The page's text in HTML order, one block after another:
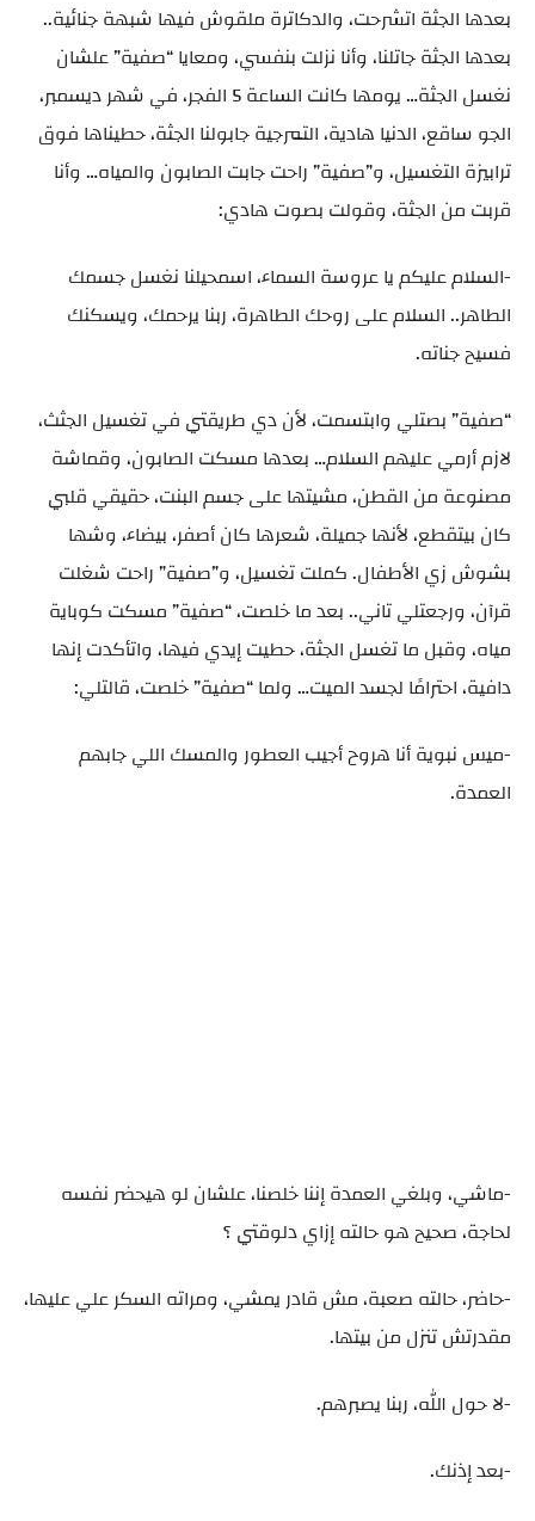
بعدها الجثة اتشرحت، والدكاترة ملقوش فيها شبهة جنائية..
بعدها الجثة جاتلنا، وأنا نزلت بنفسي، ومعايا “صفية” علشان
نغسل الجثة… يومها كانت الساعة 5 الفجر، في شهر ديسمبر،
الجو ساقع، الدنيا هادية، التمرجية جابولنا الجثة، حطيناها فوق
ترابيزة التغسيل، و”صفية” راحت جابت الصابون والمياه… وأنا
قربت من الجثة، وقولت بصوت هادي:
-السلام عليكم يا عروسة السماء، اسمحيلنا نغسل جسمك
الطاهر.. السلام على روحك الطاهرة، ربنا يرحمك، ويسكنك
فسيح جناته.
“صفية” بصتلي وابتسمت، لأن دي طريقتي في تغسيل الجثث،
لازم أرمي عليهم السلام… بعدها مسكت الصابون، وقماشة
مصنوعة من القطن، مشيتها على جسم البنت، حقيقي قلبي
كان بيتقطع، لأنها جميلة، شعرها كان أصفر، بيضاء، وشها
بشوش زي الأطفال. كملت تغسيل، و”صفية” راحت شغلت
قرآن، ورجعتلي تاني.. بعد ما خلصت، “صفية” مسكت كوباية
مياه، وقبل ما تغسل الجثة، حطيت إيدي فيها، واتأكدت إنها
دافية، احترامًا لجسد الميت… ولما “صفية” خلصت، قالتلي:
-ميس نبوية أنا هروح أجيب العطور والمسك اللي جابهم
العمدة.
-ماشي، وبلغي العمدة إننا خلصنا، علشان لو هيحضر نفسه
لحاجة، صحيح هو حالته إزاي دلوقتي ؟
-حاضر، حالته صعبة، مش قادر يمشي، ومراته السكر علي عليها،
مقدرتش تنزل من بيتها.
-لا حول الله، ربنا يصبرهم.
-بعد إذنك.